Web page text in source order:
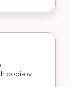
popisov